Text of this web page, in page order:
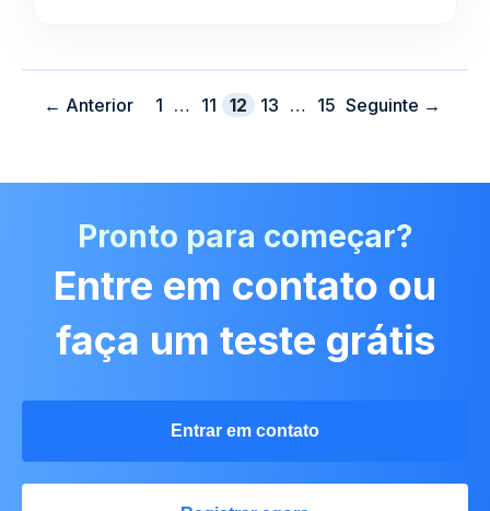
← Anterior Página
1 … Página
11 Página
12 Página
13 … Página
15 Seguinte →
Pronto para começar?
Entre em contato ou
faça um teste grátis
Entrar em contato